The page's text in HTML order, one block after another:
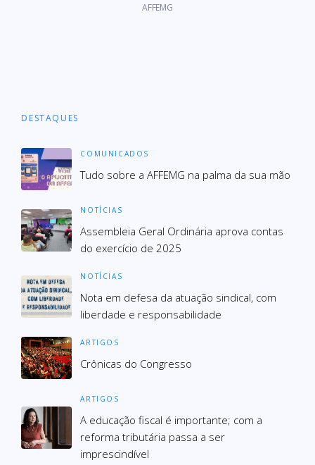
AFFEMG
DESTAQUES
COMUNICADOS
Tudo sobre a AFFEMG na palma da sua mão
NOTÍCIAS
Assembleia Geral Ordinária aprova contas
do exercício de 2025
NOTÍCIAS
Nota em defesa da atuação sindical, com
liberdade e responsabilidade
ARTIGOS
Crônicas do Congresso
ARTIGOS
A educação fiscal é importante; com a
reforma tributária passa a ser
imprescindível